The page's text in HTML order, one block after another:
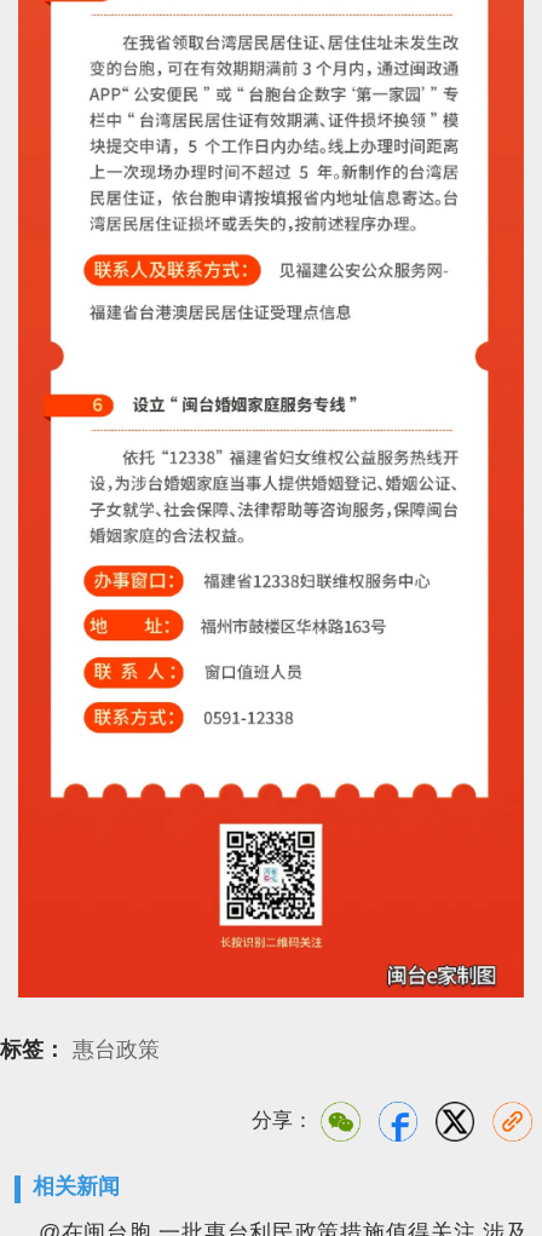
标签： 惠台政策
分享：
相关新闻